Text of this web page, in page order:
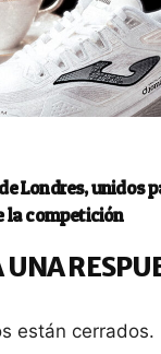
Londres, unidos
la competición
UNA
están cerrados.